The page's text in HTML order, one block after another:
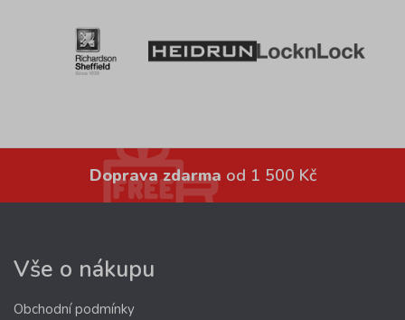
Doprava zdarma od 1 500 Kč
Vše o nákupu
Obchodní podmínky